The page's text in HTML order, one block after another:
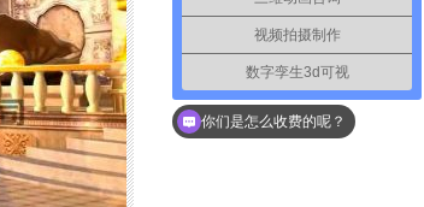
视频拍摄制作
数字孪生3d可视
你们是怎么收费的呢？